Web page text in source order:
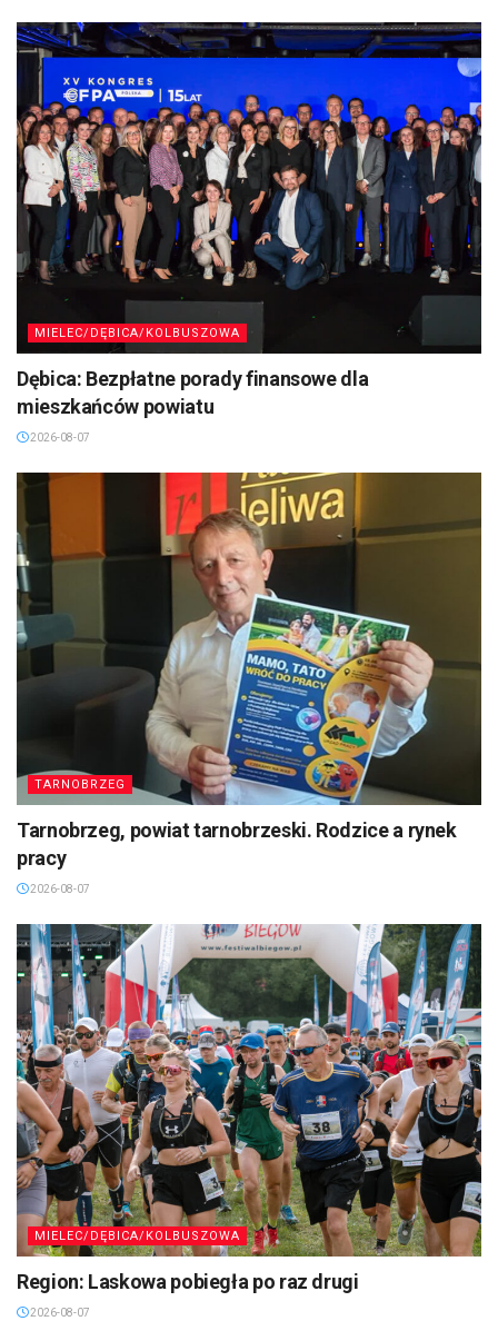
MIELEC/DĘBICA/KOLBUSZOWA
Dębica: Bezpłatne porady finansowe dla
mieszkańców powiatu
2026-08-07
TARNOBRZEG
Tarnobrzeg, powiat tarnobrzeski. Rodzice a rynek
pracy
2026-08-07
MIELEC/DĘBICA/KOLBUSZOWA
Region: Laskowa pobiegła po raz drugi
2026-08-07